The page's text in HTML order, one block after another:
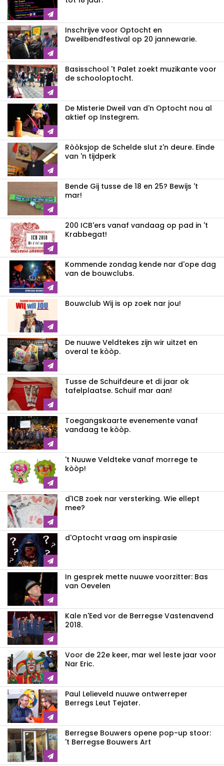
Inschrijve voor Optocht en
Dweilbendfestival op 20 jannewarie.
Basisschool 't Palet zoekt muzikante voor
de schooloptocht.
De Misterie Dweil van d'n Optocht nou al
aktief op Instegrem.
Ròòksjop de Schelde slut z'n deure. Einde
van 'n tijdperk
Bende Gij tusse de 18 en 25? Bewijs 't
mar!
200 ICB'ers vanaf vandaag op pad in 't
Krabbegat!
Kommende zondag kende nar d'ope dag
van de bouwclubs.
Bouwclub Wij is op zoek nar jou!
De nuuwe Veldtekes zijn wir uitzet en
overal te kòòp.
Tusse de Schuifdeure et di jaar ok
tafelplaatse. Schuif mar aan!
Toegangskaarte evenemente vanaf
vandaag te kòòp.
't Nuuwe Veldteke vanaf morrege te
kòòp!
d'ICB zoek nar versterking. Wie ellept
mee?
d'Optocht vraag om inspirasie
In gesprek mette nuuwe voorzitter: Bas
van Oevelen
Kale n'Eed vor de Berregse Vastenavend
2018.
Voor de 22e keer, mar wel leste jaar voor
Nar Eric.
Paul Lelieveld nuuwe ontwerreper
Berregs Leut Tejater.
Berregse Bouwers opene pop-up stoor:
't Berregse Bouwers Art